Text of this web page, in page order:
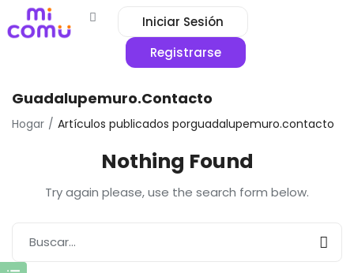
Iniciar Sesión
Registrarse
Guadalupemuro.contacto
Hogar Artículos publicados porguadalupemuro.contacto
Nothing Found
Try again please, use the search form below.